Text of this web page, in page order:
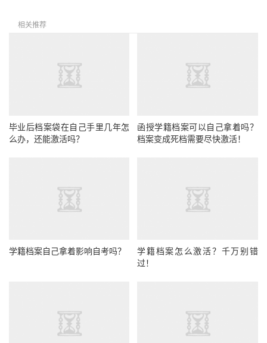
相关推荐
毕业后档案袋在自己手里几年怎
么办，还能激活吗？
函授学籍档案可以自己拿着吗？
档案变成死档需要尽快激活！
学籍档案自己拿着影响自考吗？
学籍档案怎么激活？千万别错
过！